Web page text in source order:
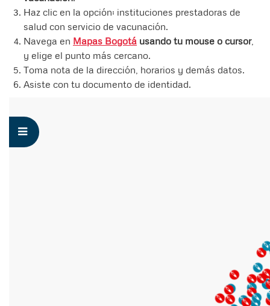
Haz clic en la opción: instituciones prestadoras de
salud con servicio de vacunación.
Navega en Mapas Bogotá usando tu mouse o cursor,
y elige el punto más cercano.
Toma nota de la dirección, horarios y demás datos.
Asiste con tu documento de identidad.